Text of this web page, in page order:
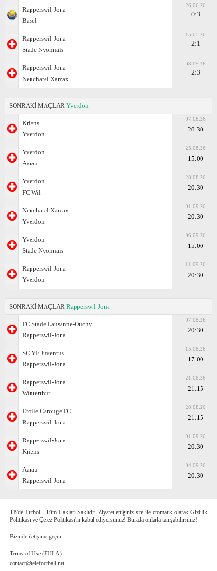
Rapperswil-Jona
Basel
26.06.26
0:3
Rapperswil-Jona
Stade Nyonnais
15.05.26
2:1
Rapperswil-Jona
Neuchatel Xamax
08.05.26
2:3
SONRAKİ MAÇLAR Yverdon
Kriens
Yverdon
07.08.26
20:30
Yverdon
Aarau
23.08.26
15:00
Yverdon
FC Wil
28.08.26
20:30
Neuchatel Xamax
Yverdon
01.09.26
20:30
Yverdon
Stade Nyonnais
06.09.26
15:00
Rapperswil-Jona
Yverdon
11.09.26
20:30
SONRAKİ MAÇLAR Rapperswil-Jona
FC Stade Lausanne-Ouchy
Rapperswil-Jona
07.08.26
20:30
SC YF Juventus
Rapperswil-Jona
15.08.26
17:00
Rapperswil-Jona
Winterthur
21.08.26
21:15
Etoile Carouge FC
Rapperswil-Jona
28.08.26
21:15
Rapperswil-Jona
Kriens
01.09.26
20:30
Aarau
Rapperswil-Jona
04.09.26
20:30
TB'de Futbol - Tüm Hakları Saklıdır. Ziyaret ettiğiniz site ile otomatik olarak Gizlilik
Politikası ve Çerez Politikası'nı kabul ediyorsunuz! Burada onlarla tanışabilirsiniz!
Bizimle iletişime geçin:
Terms of Use (EULA)
contact@telefootball.net